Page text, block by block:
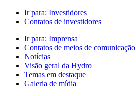
Ir para: Investidores
Contatos de investidores
Ir para: Imprensa
Contatos de meios de comunicação
Notícias
Visão geral da Hydro
Temas em destaque
Galeria de mídia